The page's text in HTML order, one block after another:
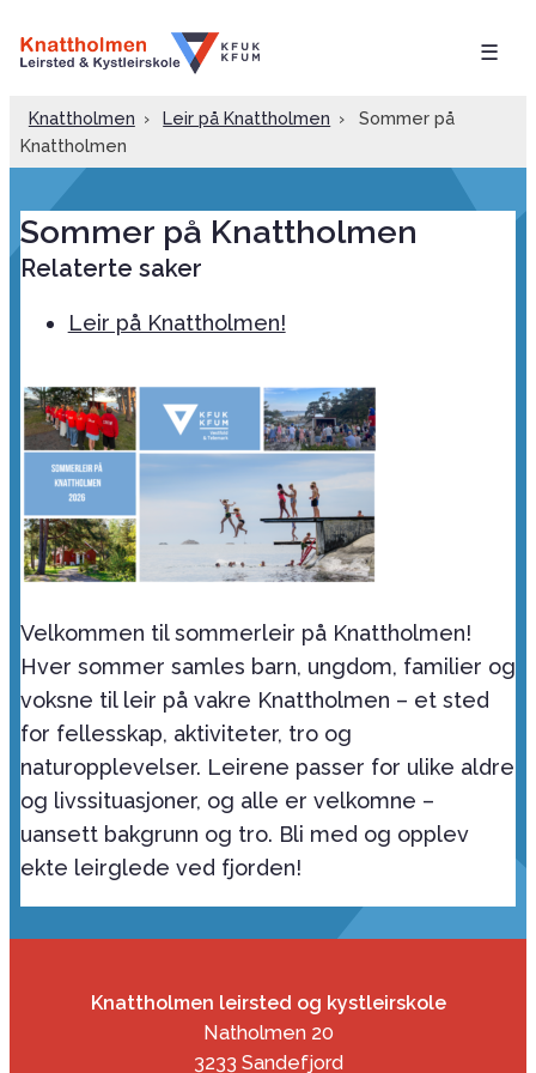
☰
Knattholmen › Leir på Knattholmen ›
Sommer på
Knattholmen
Sommer på Knattholmen
Relaterte saker
Leir på Knattholmen!
Velkommen til sommerleir på Knattholmen!
Hver sommer samles barn, ungdom, familier og
voksne til leir på vakre Knattholmen – et sted
for fellesskap, aktiviteter, tro og
naturopplevelser. Leirene passer for ulike aldre
og livssituasjoner, og alle er velkomne –
uansett bakgrunn og tro. Bli med og opplev
ekte leirglede ved fjorden!
Knattholmen leirsted og kystleirskole
Natholmen 20
3233 Sandefjord